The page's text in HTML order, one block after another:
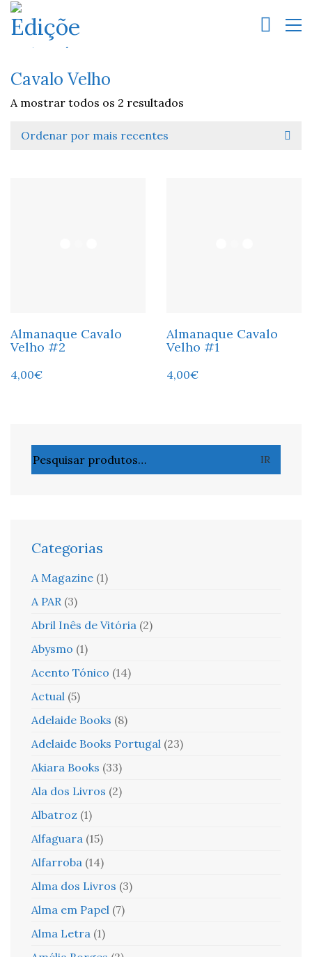
Cavalo Velho
A mostrar todos os 2 resultados
Ordenar por mais recentes
Almanaque Cavalo
Velho #2
4,00€
Almanaque Cavalo
Velho #1
4,00€
por:
IR
Categorias
A Magazine (1)
A PAR (3)
Abril Inês de Vitória (2)
Abysmo (1)
Acento Tónico (14)
Actual (5)
Adelaide Books (8)
Adelaide Books Portugal (23)
Akiara Books (33)
Ala dos Livros (2)
Albatroz (1)
Alfaguara (15)
Alfarroba (14)
Alma dos Livros (3)
Alma em Papel (7)
Alma Letra (1)